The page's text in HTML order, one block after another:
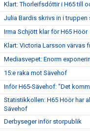
Klart: Thorleifsdóttir i H65 till
Julia Bardis skrivs in i
Irma Schjött klar för H65 Höör
Klart: Victoria Larsson värvas
Mediasvepet: Enorm
15:e raka mot Sävehof
Inför H65-Sävehof: "Det
Statistikkollen: H65 Höör har
Sävehof
Derbyseger inför storpublik